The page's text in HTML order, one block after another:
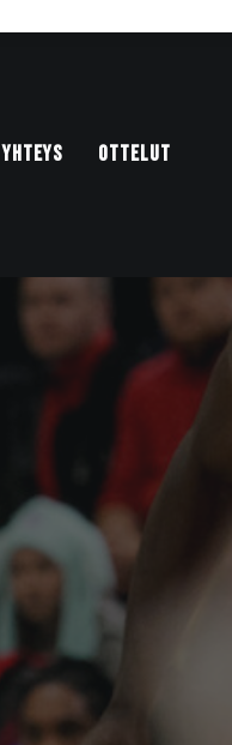
YHTEYS OTTELUT